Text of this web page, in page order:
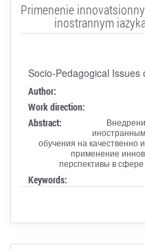
Primenenie
inostrannym
Socio-Pedagogical
Author:
Work direction:
Abstract:
обучения на качественно
применение
перспективы в
Keywords: